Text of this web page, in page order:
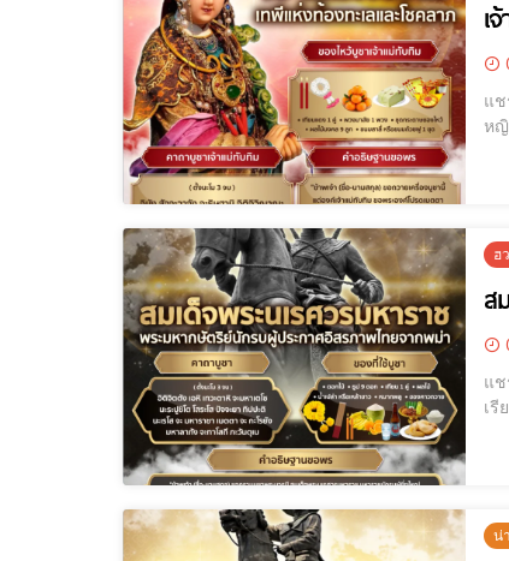
เ
แชร์ไป LINE แชร์ไป LINE เ
หญิ
ฮ
ส
แชร์ไป LINE แชร์ไป LINE ขอ
น่